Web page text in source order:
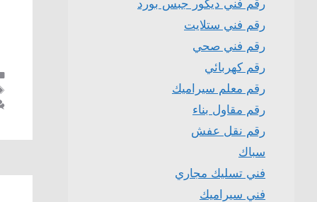
رقم فني ديكور جبس بورد
رقم فني ستلايت
رقم فني صحي
رقم كهربائي
رقم معلم سيراميك
رقم مقاول بناء
رقم نقل عفش
سباك
فني تسليك مجاري
فني سيراميك